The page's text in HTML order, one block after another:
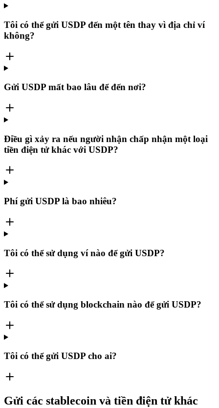
Tôi có thể gửi USDP đến một tên thay vì địa chỉ ví
không?
Gửi USDP mất bao lâu để đến nơi?
Điều gì xảy ra nếu người nhận chấp nhận một loại
tiền điện tử khác với USDP?
Phí gửi USDP là bao nhiêu?
Tôi có thể sử dụng ví nào để gửi USDP?
Tôi có thể sử dụng blockchain nào để gửi USDP?
Tôi có thể gửi USDP cho ai?
Gửi các stablecoin và tiền điện tử khác